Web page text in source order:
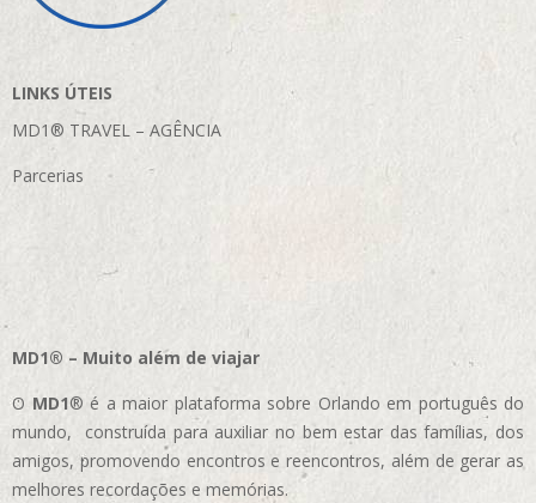
LINKS ÚTEIS
MD1® TRAVEL – AGÊNCIA
Parcerias
MD1® – Muito além de viajar
O MD1® é a maior plataforma sobre Orlando em português do
mundo, construída para auxiliar no bem estar das famílias, dos
amigos, promovendo encontros e reencontros, além de gerar as
melhores recordações e memórias.